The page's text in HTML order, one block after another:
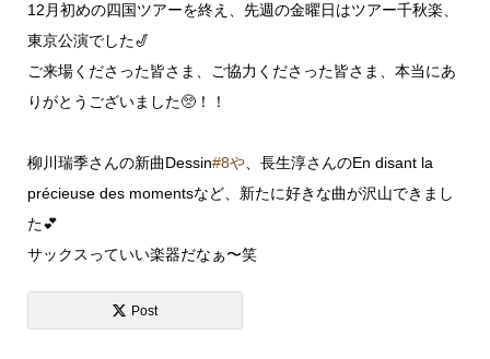
12月初めの四国ツアーを終え、先週の金曜日はツアー千秋楽、
東京公演でした🎷
ご来場くださった皆さま、ご協力くださった皆さま、本当にあ
りがとうございました🥺！！
柳川瑞季さんの新曲Dessin#8や、長生淳さんのEn disant la
précieuse des momentsなど、新たに好きな曲が沢山できまし
た💕
サックスっていい楽器だなぁ〜笑
Post